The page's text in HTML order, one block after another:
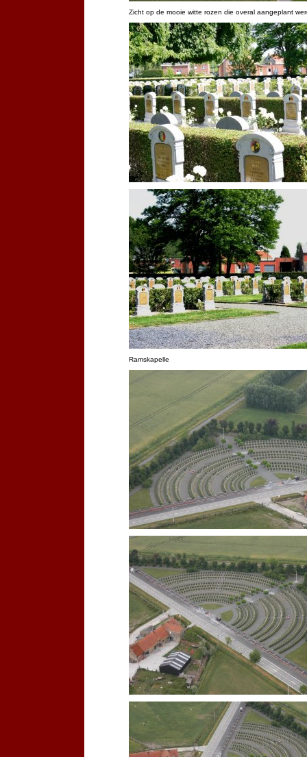
Zicht op de mooie witte rozen die overal aangeplant
Ramskapelle